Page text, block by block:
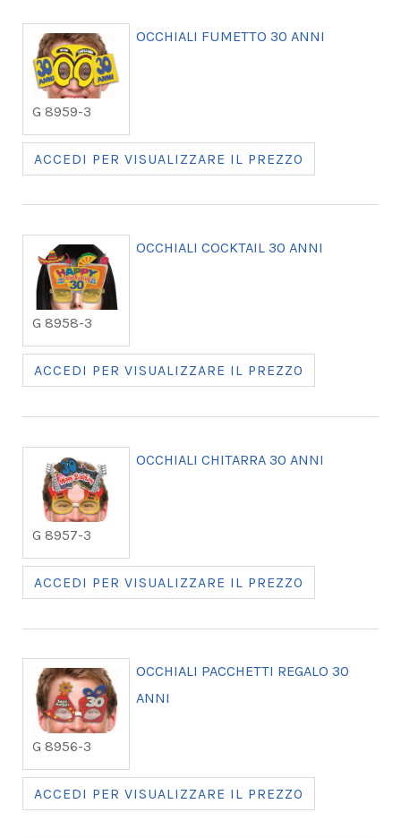
G 8959-3
OCCHIALI FUMETTO 30 ANNI
ACCEDI PER VISUALIZZARE IL PREZZO
G 8958-3
OCCHIALI COCKTAIL 30 ANNI
ACCEDI PER VISUALIZZARE IL PREZZO
G 8957-3
OCCHIALI CHITARRA 30 ANNI
ACCEDI PER VISUALIZZARE IL PREZZO
G 8956-3
OCCHIALI PACCHETTI REGALO 30
ANNI
ACCEDI PER VISUALIZZARE IL PREZZO